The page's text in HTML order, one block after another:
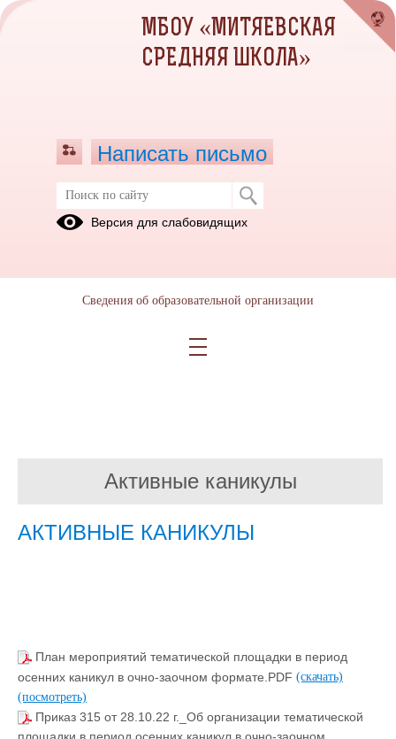
Активные каникулы
АКТИВНЫЕ КАНИКУЛЫ
План мероприятий тематической площадки в период
осенних каникул в очно-заочном формате.PDF (скачать)
(посмотреть)
Приказ 315 от 28.10.22 г._Об организации тематической
МБОУ «МИТЯЕВСКАЯ
СРЕДНЯЯ ШКОЛА»
Написать письмо
Версия для слабовидящих
Сведения об образовательной организации